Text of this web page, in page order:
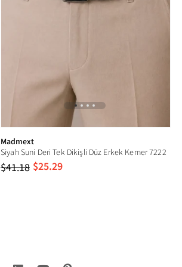
Madmext
Siyah Suni Deri Tek Dikişli Düz Erkek Kemer 7222
$25.29
$41.18